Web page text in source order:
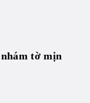
tờ mịn